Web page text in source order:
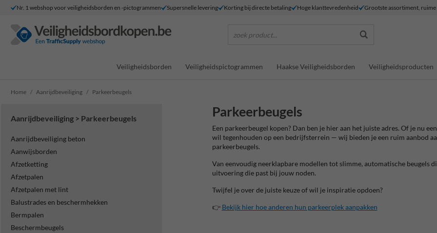
Nr. 1 webshop voor veiligheidsborden en -pictogrammen Supersnelle levering Korting bij directe betaling Hoge klanttevredenheid Grootste assortiment,
zoek product...
Veiligheidsborden Veiligheidspictogrammen Haakse Veiligheidsborden Veiligheidsproducten
Home Aanrijdbeveiliging Parkeerbeugels
Aanrijdbeveiliging > Parkeerbeugels
Aanrijdbeveiliging beton
Aanwijsborden
Afzetketting
Afzetpalen
Afzetpalen met lint
Balustrades en beschermhekken
Bermpalen
Beschermbeugels
Parkeerbeugels
Een parkeerbeugel kopen? Dan ben je hier aan het juiste adres. Of je nu
wil tegenhouden op een bedrijfsterrein — wij bieden je een ruim aanbod
parkeerbeugels.
Van eenvoudig neerklapbare modellen tot slimme, automatische beugels
uitvoering die past bij jouw noden.
Twijfel je over de juiste keuze of wil je inspiratie opdoen?
👉 Bekijk hier hoe anderen hun parkeerplek aanpakken